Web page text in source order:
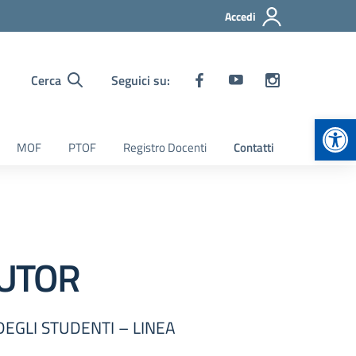
Accedi
Cerca Seguici su:
MOF PTOF Registro Docenti Contatti
STUDENTI – LINEA